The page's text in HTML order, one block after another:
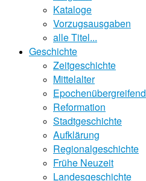
Kataloge
Vorzugsausgaben
alle Titel...
Geschichte
Zeitgeschichte
Mittelalter
Epochenübergreifend
Reformation
Stadtgeschichte
Aufklärung
Regionalgeschichte
Frühe Neuzeit
Landesgeschichte